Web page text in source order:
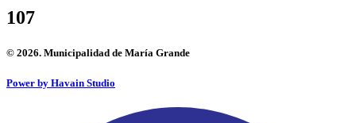
107
© 2026. Municipalidad de María Grande
Power by Havain Studio